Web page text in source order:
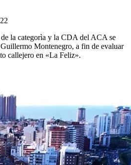
la categorìa y la CDA del ACA se
Montenegro, a fin de evaluar
callejero en «La Feliz».